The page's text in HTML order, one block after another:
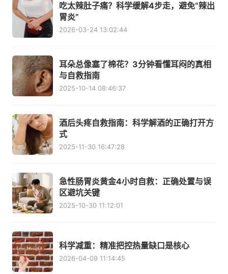
吃太辣肚子痛？科学缓解4步走，避免“辣出
胃炎”
2026-03-24 13:02:44
耳朵总像塞了棉花？3分钟看懂耳闷的真相
与自救指南
2025-10-14 08:46:37
酒后头疼自救指南：科学解酒的正确打开方
式
2025-11-30 16:47:28
急性肠胃炎黄金4小时自救：正确处置与误
区避坑关键
2025-10-30 11:12:01
科学减重：精准把控热量缺口是核心
2026-04-09 11:14:45